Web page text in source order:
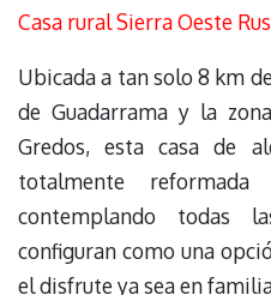
Casa rural Sierra Oeste
Ubicada a tan solo 8 km
de Guadarrama y la
Gredos, esta casa de
totalmente
contemplando todas
configuran como una
el disfrute ya sea en